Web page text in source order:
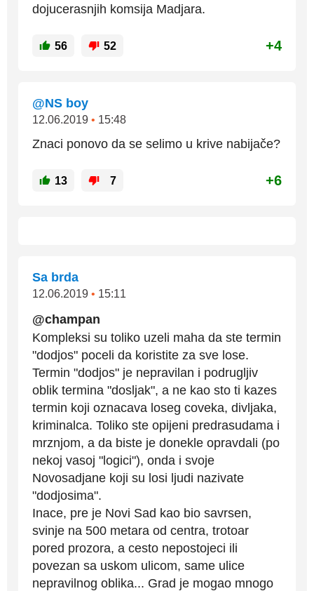
dojucerasnjih komsija Madjara.
56 52 +4
@NS boy
12.06.2019 • 15:48
Znaci ponovo da se selimo u krive nabijače?
13 7 +6
Sa brda
12.06.2019 • 15:11
@champan
Kompleksi su toliko uzeli maha da ste termin
"dodjos" poceli da koristite za sve lose.
Termin "dodjos" je nepravilan i podrugljiv
oblik termina "dosljak", a ne kao sto ti kazes
termin koji oznacava loseg coveka, divljaka,
kriminalca. Toliko ste opijeni predrasudama i
mrznjom, a da biste je donekle opravdali (po
nekoj vasoj "logici"), onda i svoje
Novosadjane koji su losi ljudi nazivate
"dodjosima".
Inace, pre je Novi Sad kao bio savrsen,
svinje na 500 metara od centra, trotoar
pored prozora, a cesto nepostojeci ili
povezan sa uskom ulicom, same ulice
nepravilnog oblika... Grad je mogao mnogo